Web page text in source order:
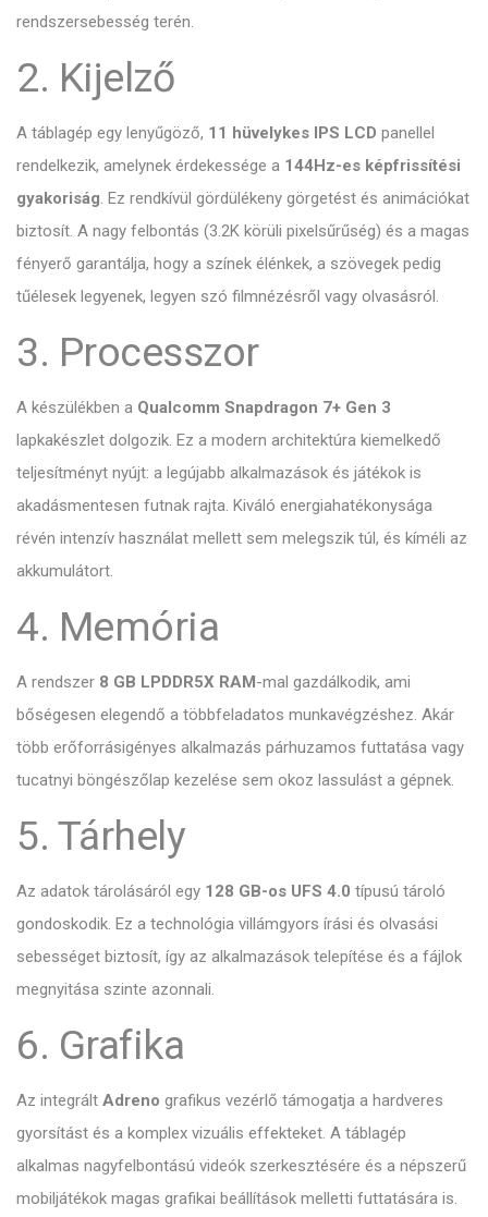
rendszersebesség terén.
2. Kijelző
A táblagép egy lenyűgöző, 11 hüvelykes IPS LCD panellel
rendelkezik, amelynek érdekessége a 144Hz-es képfrissítési
gyakoriság. Ez rendkívül gördülékeny görgetést és animációkat
biztosít. A nagy felbontás (3.2K körüli pixelsűrűség) és a magas
fényerő garantálja, hogy a színek élénkek, a szövegek pedig
tűélesek legyenek, legyen szó filmnézésről vagy olvasásról.
3. Processzor
A készülékben a Qualcomm Snapdragon 7+ Gen 3
lapkakészlet dolgozik. Ez a modern architektúra kiemelkedő
teljesítményt nyújt: a legújabb alkalmazások és játékok is
akadásmentesen futnak rajta. Kiváló energiahatékonysága
révén intenzív használat mellett sem melegszik túl, és kíméli az
akkumulátort.
4. Memória
A rendszer 8 GB LPDDR5X RAM-mal gazdálkodik, ami
bőségesen elegendő a többfeladatos munkavégzéshez. Akár
több erőforrásigényes alkalmazás párhuzamos futtatása vagy
tucatnyi böngészőlap kezelése sem okoz lassulást a gépnek.
5. Tárhely
Az adatok tárolásáról egy 128 GB-os UFS 4.0 típusú tároló
gondoskodik. Ez a technológia villámgyors írási és olvasási
sebességet biztosít, így az alkalmazások telepítése és a fájlok
megnyitása szinte azonnali.
6. Grafika
Az integrált Adreno grafikus vezérlő támogatja a hardveres
gyorsítást és a komplex vizuális effekteket. A táblagép
alkalmas nagyfelbontású videók szerkesztésére és a népszerű
mobiljátékok magas grafikai beállítások melletti futtatására is.